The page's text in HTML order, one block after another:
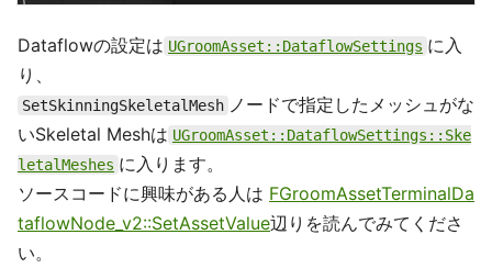
Dataflowの設定は UGroomAsset::DataflowSettings に入
り、
SetSkinningSkeletalMesh ノードで指定したメッシュがな
いSkeletal Meshは UGroomAsset::DataflowSettings::Ske
letalMeshes に入ります。
ソースコードに興味がある人は FGroomAssetTerminalDa
taflowNode_v2::SetAssetValue辺りを読んでみてくださ
い。